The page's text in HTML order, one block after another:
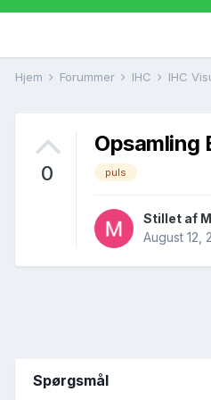
Hjem Forummer IHC IHC
0
Opsamling
puls
Stillet af
August 12,
Spørgsmål